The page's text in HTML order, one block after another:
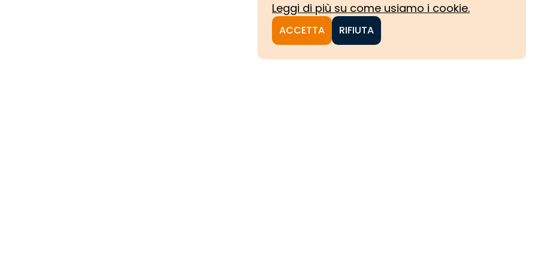
Leggi di più su come usiamo i cookie.
ACCETTA RIFIUTA